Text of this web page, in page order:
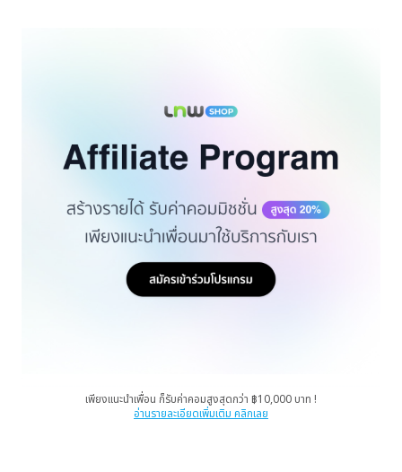
เพียงแนะนำเพื่อน ก็รับค่าคอมสูงสุดกว่า ฿10,000 บาท !
อ่านรายละเอียดเพิ่มเติม คลิกเลย